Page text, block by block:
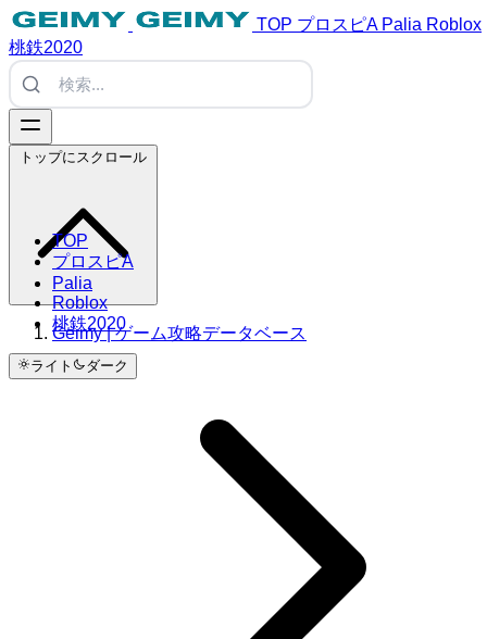
TOP プロスピA Palia Roblox
桃鉄2020
TOP
プロスピA
Palia
Roblox
桃鉄2020
ライト ダーク
トップにスクロール
Geimy | ゲーム攻略データベース